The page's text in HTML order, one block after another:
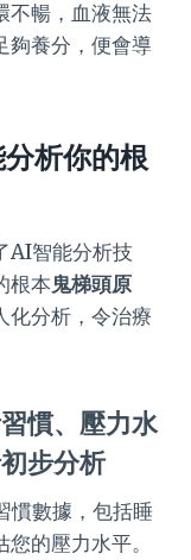
不暢，血液無法
夠養分，便會導
析你的根
AI智能分析技
根本鬼梯頭原
化分析，令治療
慣、壓力水
步分析
慣數據，包括睡
的壓力水平。